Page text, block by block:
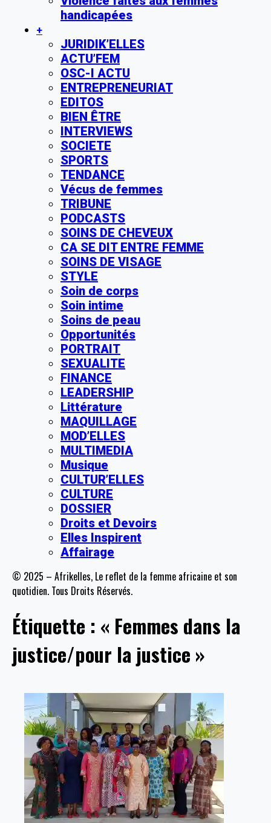
handicapées
+
JURIDIK’ELLES
ACTU’FEM
OSC-I ACTU
ENTREPRENEURIAT
EDITOS
BIEN ÊTRE
INTERVIEWS
SOCIETE
SPORTS
TENDANCE
Vécus de femmes
TRIBUNE
PODCASTS
SOINS DE CHEVEUX
CA SE DIT ENTRE FEMME
SOINS DE VISAGE
STYLE
Soin de corps
Soin intime
Soins de peau
Opportunités
PORTRAIT
SEXUALITE
FINANCE
LEADERSHIP
Littérature
MAQUILLAGE
MOD’ELLES
MULTIMEDIA
Musique
CULTUR’ELLES
CULTURE
DOSSIER
Droits et Devoirs
Elles Inspirent
Affairage
© 2025 – Afrikelles, Le reflet de la femme africaine et son
quotidien. Tous Droits Réservés.
Étiquette : « Femmes dans la
justice/pour la justice »